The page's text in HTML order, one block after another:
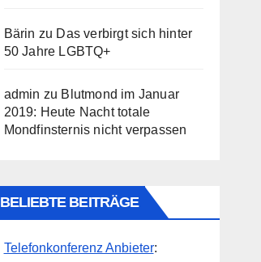
Bärin zu Das verbirgt sich hinter
50 Jahre LGBTQ+
admin zu Blutmond im Januar
2019: Heute Nacht totale
Mondfinsternis nicht verpassen
BELIEBTE BEITRÄGE
Telefonkonferenz Anbieter: